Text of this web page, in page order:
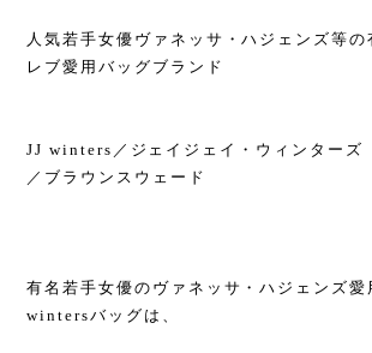
人気若手女優ヴァネッサ・ハジェンズ等の
レブ愛用バッグブランド
JJ winters／ジェイジェイ・ウィンター
／ブラウンスウェード
有名若手女優のヴァネッサ・ハジェンズ愛
wintersバッグは、